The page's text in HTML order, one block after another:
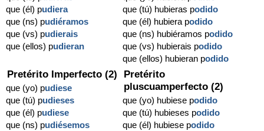
que (él) pudiera
que (ns) pudiéramos
que (vs) pudierais
que (ellos) pudieran
que (tú) hubieras podido
que (él) hubiera podido
que (ns) hubiéramos podido
que (vs) hubierais podido
que (ellos) hubieran podido
Pretérito Imperfecto (2)
que (yo) pudiese
que (tú) pudieses
que (él) pudiese
que (ns) pudiésemos
Pretérito
pluscuamperfecto (2)
que (yo) hubiese podido
que (tú) hubieses podido
que (él) hubiese podido